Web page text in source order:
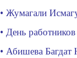
•Жумагали
•День
•Абишева Багдат